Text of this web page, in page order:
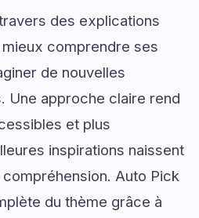
des explications
comprendre ses
de nouvelles
Une approche claire rend
et plus
inspirations naissent
compréhension. Auto Pick
du thème grâce à